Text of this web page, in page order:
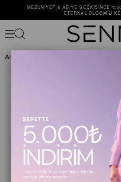
MEZUNIYET & ABIYE SEÇKISINDE
ETERNAL BLOOM’U
Anasayfa